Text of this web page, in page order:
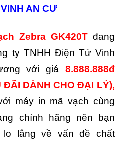
AN CƯ
Zebra GK420Tđang
ty TNHH Điện Tử Vinh
với giá 8.888.888đ
DÀNH CHO ĐẠI LÝ),
máy in mã vạch cùng
chính hãng nên bạn
lo lắng về vấn đề chất